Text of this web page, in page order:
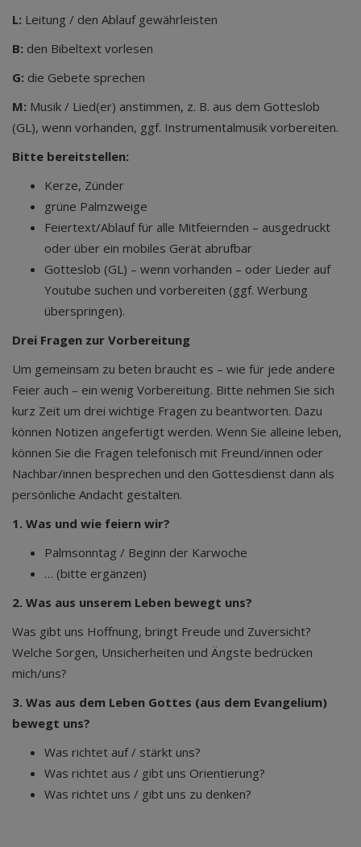
L: Leitung / den Ablauf gewährleisten
B: den Bibeltext vorlesen
G: die Gebete sprechen
M: Musik / Lied(er) anstimmen, z. B. aus dem Gotteslob
(GL), wenn vorhanden, ggf. Instrumentalmusik vorbereiten.
Bitte bereitstellen:
Kerze, Zünder
grüne Palmzweige
Feiertext/Ablauf für alle Mitfeiernden – ausgedruckt
oder über ein mobiles Gerät abrufbar
Gotteslob (GL) – wenn vorhanden – oder Lieder auf
Youtube suchen und vorbereiten (ggf. Werbung
überspringen).
Drei Fragen zur Vorbereitung
Um gemeinsam zu beten braucht es – wie für jede andere
Feier auch – ein wenig Vorbereitung. Bitte nehmen Sie sich
kurz Zeit um drei wichtige Fragen zu beantworten. Dazu
können Notizen angefertigt werden. Wenn Sie alleine leben,
können Sie die Fragen telefonisch mit Freund/innen oder
Nachbar/innen besprechen und den Gottesdienst dann als
persönliche Andacht gestalten.
1. Was und wie feiern wir?
Palmsonntag / Beginn der Karwoche
… (bitte ergänzen)
2. Was aus unserem Leben bewegt uns?
Was gibt uns Hoffnung, bringt Freude und Zuversicht?
Welche Sorgen, Unsicherheiten und Ängste bedrücken
mich/uns?
3. Was aus dem Leben Gottes (aus dem Evangelium)
bewegt uns?
Was richtet auf / stärkt uns?
Was richtet aus / gibt uns Orientierung?
Was richtet uns / gibt uns zu denken?